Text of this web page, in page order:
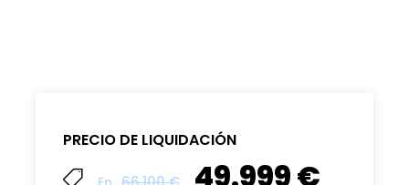
PRECIO DE LIQUIDACIÓN
49.999 €